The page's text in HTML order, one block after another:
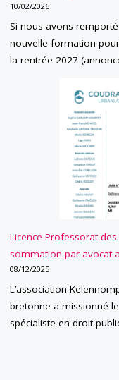
10/02/2026
Si nous avons remporté
nouvelle formation
la rentrée 2027
Licence Professorat des
sommation par avocat
08/12/2025
L’association
bretonne a missionné
spécialiste en droit